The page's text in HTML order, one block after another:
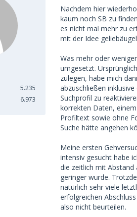
5.235
6.973
Nachdem hier
kaum noch SB zu
es nicht mal mehr zu
mit der Idee
Was mehr oder
umgesetzt.
zulegen, habe mich
abzuschließen
Suchprofil zu
korrekten Daten,
Profiltext sowie ohne
Suche hätte angehen
Meine ersten
intensiv gesucht habe
die zeitlich mit
geringer wurde.
natürlich sehr viele
erfolgreichen
also nicht beurteilen.